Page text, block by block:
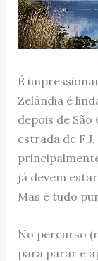
É
Zelândia é
depois de São
estrada de
já devem
Mas é tudo
No percurso
para parar e